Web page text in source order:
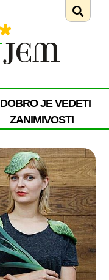
DOBRO JE VEDETI
ZANIMIVOSTI